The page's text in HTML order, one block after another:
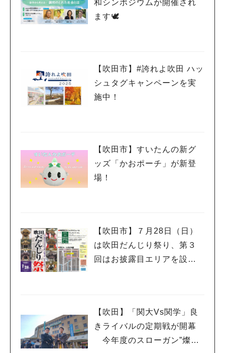
和シンポジウムが開催され
ます🕊
【吹田市】#誇れよ吹田 ハッ
シュタグキャンペーンを実
施中！
【吹田市】すいたんの新グ
ッズ「かおポーチ」が新登
場！
【吹田市】７月28日（日）
は吹田だんじり祭り、第３
回はお披露目エリアを設け
【吹田】「関大Vs関学」良
きライバルの定期戦が開幕
今年度のスローガン”燦爛
#教えたい／教えて投稿記事
#大阪学院大 商品開発プロジェクト
#あなたはどっち？